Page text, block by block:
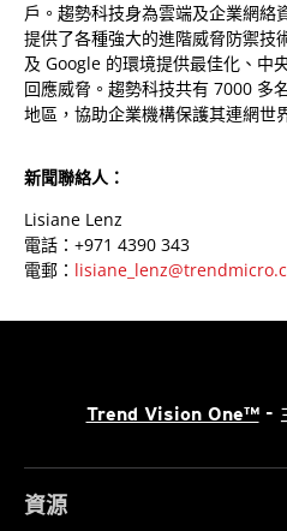
戶。趨勢科技身為雲端及企業網絡
提供了各種強大的進階威脅防禦
及 Google 的環境提供最佳化、中
回應威脅。趨勢科技共有 7000 多
地區，協助企業機構保護其連網世
新聞聯絡人：
Lisiane Lenz
電話：+971 4390 343
電郵：
Trend Vision One™-
資源